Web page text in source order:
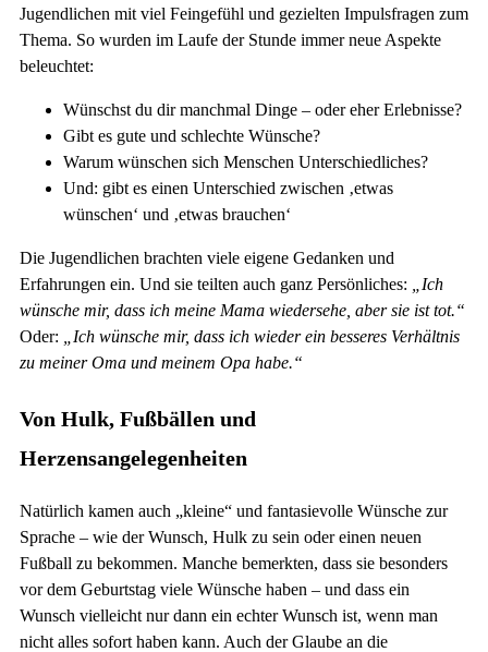
Jugendlichen mit viel Feingefühl und gezielten Impulsfragen zum
Thema. So wurden im Laufe der Stunde immer neue Aspekte
beleuchtet:
Wünschst du dir manchmal Dinge – oder eher Erlebnisse?
Gibt es gute und schlechte Wünsche?
Warum wünschen sich Menschen Unterschiedliches?
Und: gibt es einen Unterschied zwischen ‚etwas
wünschen‘ und ‚etwas brauchen‘
Die Jugendlichen brachten viele eigene Gedanken und
Erfahrungen ein. Und sie teilten auch ganz Persönliches:
„Ich
wünsche mir, dass ich meine Mama wiedersehe, aber sie ist tot.“
Oder:
„Ich wünsche mir, dass ich wieder ein besseres Verhältnis
zu meiner Oma und meinem Opa habe.“
Von Hulk, Fußbällen und
Herzensangelegenheiten
Natürlich kamen auch „kleine“ und fantasievolle Wünsche zur
Sprache – wie der Wunsch, Hulk zu sein oder einen neuen
Fußball zu bekommen. Manche bemerkten, dass sie besonders
vor dem Geburtstag viele Wünsche haben – und dass ein
Wunsch vielleicht nur dann ein echter Wunsch ist, wenn man
nicht alles sofort haben kann. Auch der Glaube an die